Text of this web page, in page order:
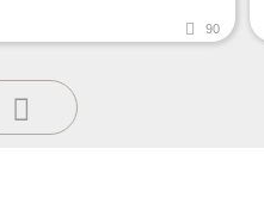
90